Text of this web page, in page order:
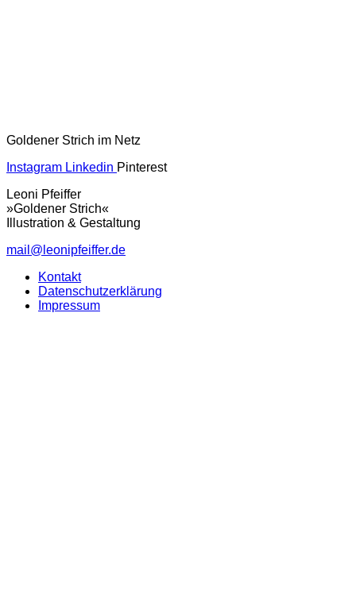
Goldener Strich im Netz
Instagram Linkedin Pinterest
Leoni Pfeiffer
»Goldener Strich«
Illustration & Gestaltung
mail@leonipfeiffer.de
Kontakt
Datenschutzerklärung
Impressum